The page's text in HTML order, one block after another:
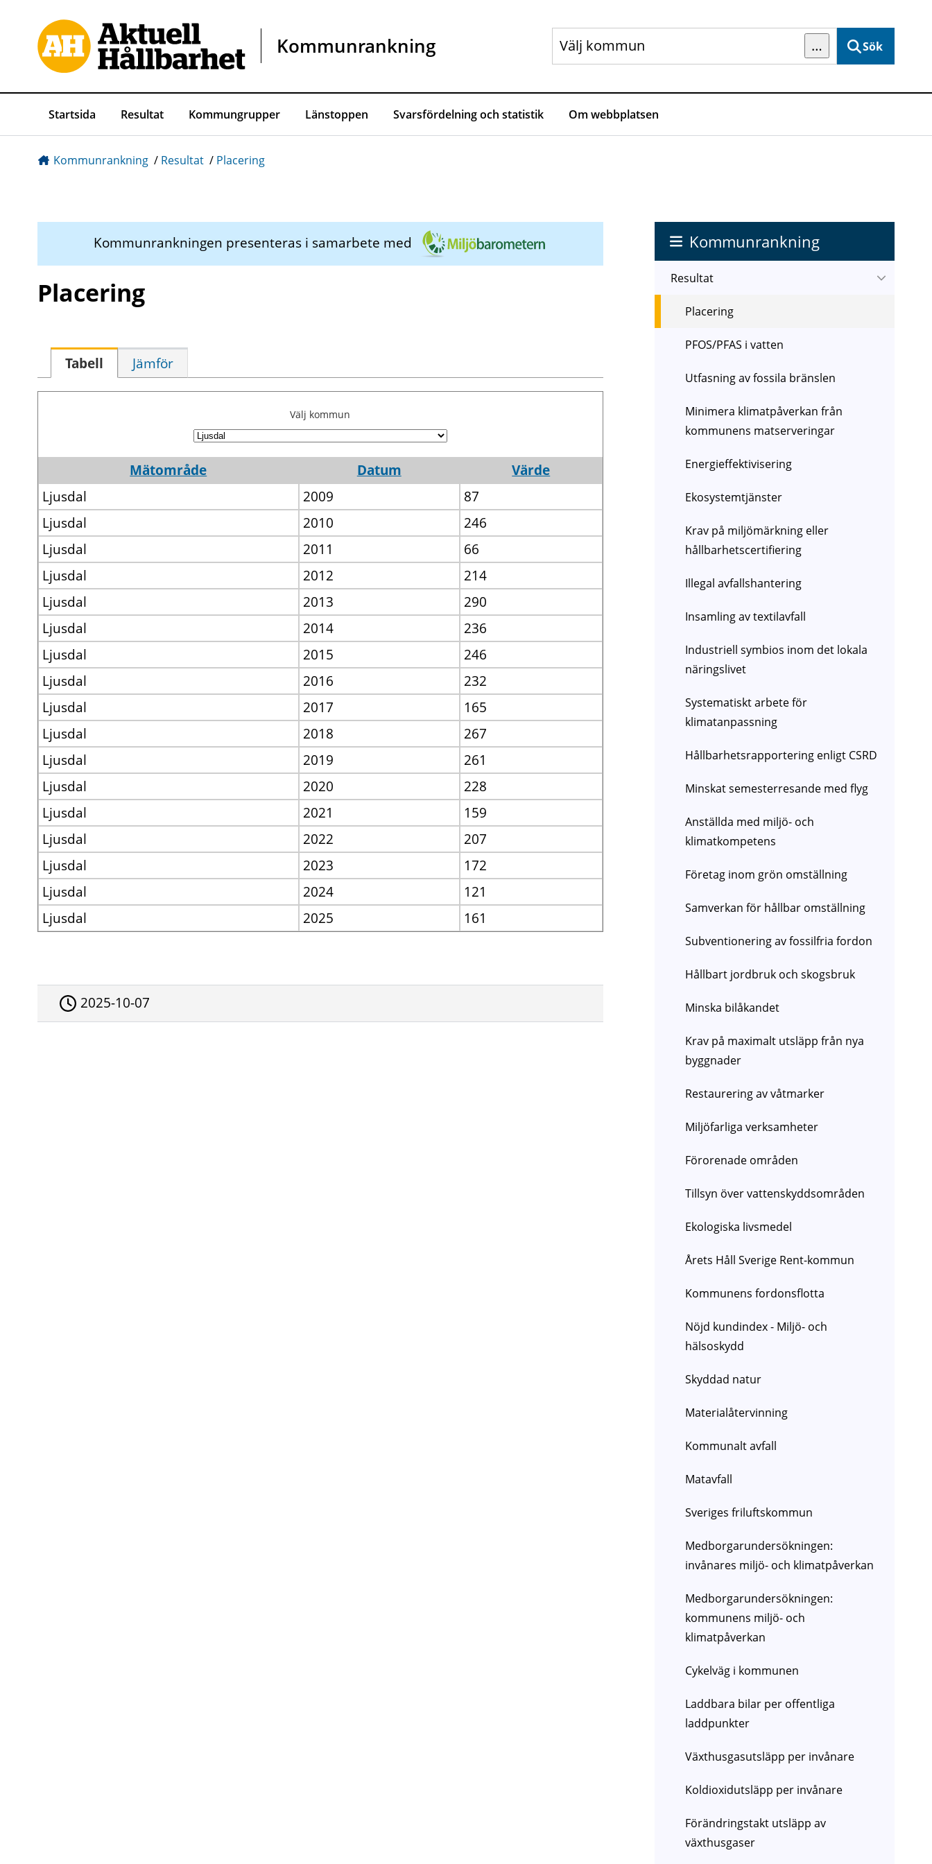
Kommunrankning … Sök
Startsida Resultat Kommungrupper Länstoppen Svarsfördelning och statistik Om webbplatsen
Kommunrankning / Resultat / Placering
Kommunrankningen presenteras i samarbete med
Placering
Tabell Jämför
Välj kommun
Mätområde Datum
Värde
Ljusdal
2009
87
Ljusdal
2010
246
Ljusdal
2011
66
Ljusdal
2012
214
Ljusdal
2013
290
Ljusdal
2014
236
Ljusdal
2015
246
Ljusdal
2016
232
Ljusdal
2017
165
Ljusdal
2018
267
Ljusdal
2019
261
Ljusdal
2020
228
Ljusdal
2021
159
Ljusdal
2022
207
Ljusdal
2023
172
Ljusdal
2024
121
Ljusdal
2025 161
2025-10-07
Kommunrankning
Resultat
Placering
PFOS/PFAS i vatten
Utfasning av fossila bränslen
Minimera klimatpåverkan från
kommunens matserveringar
Energieffektivisering
Ekosystemtjänster
Krav på miljömärkning eller
hållbarhetscertifiering
Illegal avfallshantering
Insamling av textilavfall
Industriell symbios inom det lokala
näringslivet
Systematiskt arbete för
klimatanpassning
Hållbarhetsrapportering enligt CSRD
Minskat semesterresande med flyg
Anställda med miljö- och
klimatkompetens
Företag inom grön omställning
Samverkan för hållbar omställning
Subventionering av fossilfria fordon
Hållbart jordbruk och skogsbruk
Minska bilåkandet
Krav på maximalt utsläpp från nya
byggnader
Restaurering av våtmarker
Miljöfarliga verksamheter
Förorenade områden
Tillsyn över vattenskyddsområden
Ekologiska livsmedel
Årets Håll Sverige Rent-kommun
Kommunens fordonsflotta
Nöjd kundindex - Miljö- och
hälsoskydd
Skyddad natur
Materialåtervinning
Kommunalt avfall
Matavfall
Sveriges friluftskommun
Medborgarundersökningen:
invånares miljö- och klimatpåverkan
Medborgarundersökningen:
kommunens miljö- och
klimatpåverkan
Cykelväg i kommunen
Laddbara bilar per offentliga
laddpunkter
Växthusgasutsläpp per invånare
Koldioxidutsläpp per invånare
Förändringstakt utsläpp av
växthusgaser